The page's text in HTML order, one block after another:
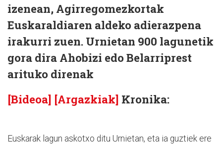
izenean, Agirregomezkortak
Euskaraldiaren aldeko adierazpena
irakurri zuen. Urnietan 900 lagunetik
gora dira Ahobizi edo Belarriprest
arituko direnak
[Bideoa] [Argazkiak] Kronika:
Euskarak lagun askotxo ditu Urnietan, eta ia guztiek ere